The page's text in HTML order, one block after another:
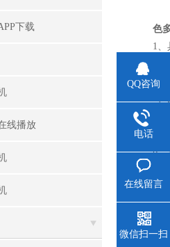
下载
线播放
色
1、具
2、
3、
周期；
5、
6、
保持风
上一篇
下一篇
QQ咨询
电话
在线留言
微信扫一扫